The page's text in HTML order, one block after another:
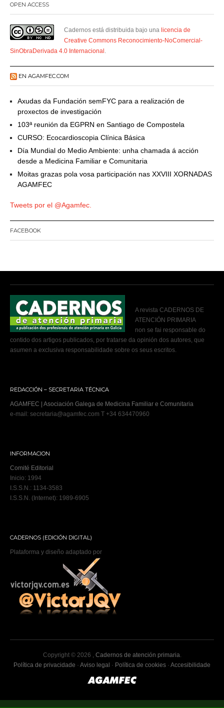
OPEN ACCESS
Cadernos está distribuida bajo una licencia de
Creative Commons Reconocimiento-NoComercial-
SinObraDerivada 4.0 Internacional.
EN AGAMFEC.COM
Axudas da Fundación semFYC para a realización de
proxectos de investigación
103ª reunión da EGPRN en Santiago de Compostela
CURSO: Ecocardioscopia Clínica Básica
Día Mundial do Medio Ambiente: unha chamada á acción
desde a Medicina Familiar e Comunitaria
Moitas grazas pola vosa participación nas XXVIII XORNADAS
AGAMFEC
Tweets por el @Agamfec.
FACEBOOK
A revista CADERNOS DE
ATENCIÓN PRIMARIA
non se fai responsable do
contido dos artigos publicados, por tratarse da opinión dos autores, que
asumen a exclusiva responsabilidade sobre os seus escritos.
REDACCIÓN – SECRETARIA TÉCNICA
AGAMFEC | Asociación Galega de Medicina Familiar e Comunitaria
e-mail: secretaria@agamfec.com T +34 634470960
INFORMACION
Comité Editorial
Inicio: 1994
I.S.S.N.: 1134-3583
I.S.S.N. (Internet): 1989-6905
CADERNOS (EDICIÓN DIGITAL)
Plataforma y diseño adaptado por
Copyright © 2026 , Cadernos de atención primaria
Política de privacidade · Aviso legal · Política de cookies · Accesibilidade